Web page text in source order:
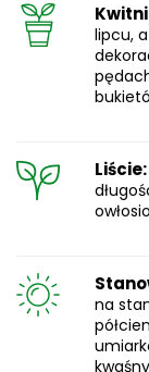
lipcu,
Liście:
na